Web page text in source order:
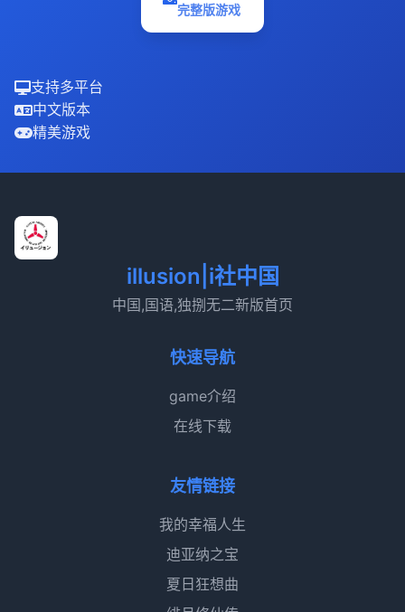
完整版游戏
支持多平台
中文版本
精美游戏
illusion|i社中国
中国,国语,独捌无二新版首页
快速导航
game介绍
在线下载
友情链接
我的幸福人生
迪亚纳之宝
夏日狂想曲